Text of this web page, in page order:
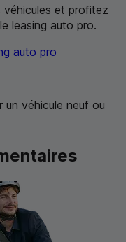
et profitez
leasing auto pro.
auto pro
véhicule neuf ou